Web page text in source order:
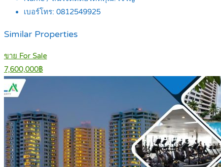
เบอร์โทร: 0812549925
Similar Properties
ขาย For Sale
7,600,000฿